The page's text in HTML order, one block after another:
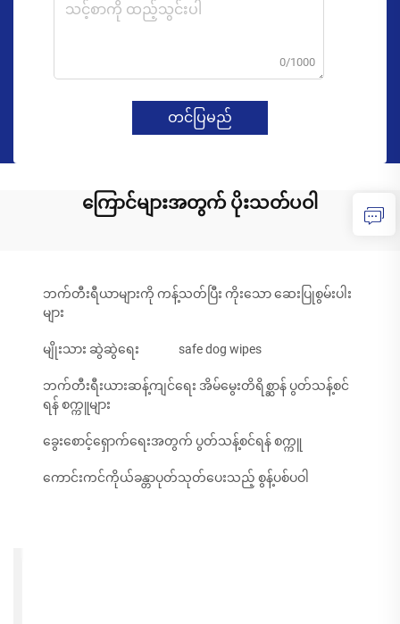
0/1000
တင်ပြမည်
ကြောင်များအတွက် ပိုးသတ်ပဝါ
ဘက်တီးရီယာများကို ကန့်သတ်ပြီး ကိုးသော ဆေးပြုစွမ်းပါး
များ
မျိုးသား ဆွဲဆွဲရေး safe dog wipes
ဘက်တီးရီးယားဆန့်ကျင်ရေး အိမ်မွေးတိရိစ္ဆာန် ပွတ်သန့်စင်
ရန် စက္ကူများ
ခွေးစောင့်ရှောက်ရေးအတွက် ပွတ်သန့်စင်ရန် စက္ကူ
ကောင်းကင်ကိုယ်ခန္တာပုတ်သုတ်ပေးသည့် စွန့်ပစ်ပဝါ